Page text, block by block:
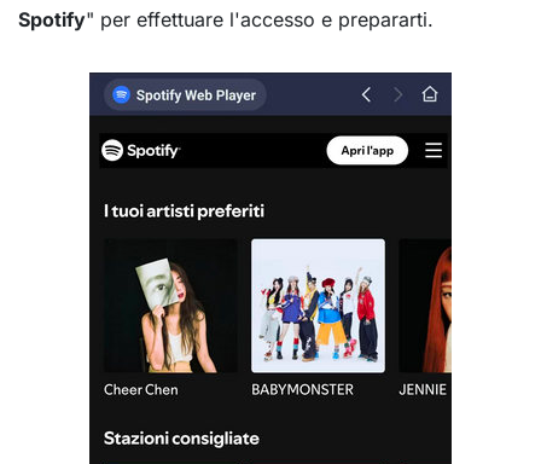
Spotify" per effettuare l'accesso e prepararti.